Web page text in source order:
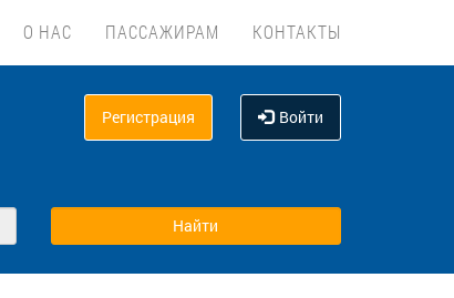
О НАС ПАССАЖИРАМ КОНТАКТЫ
Регистрация Войти